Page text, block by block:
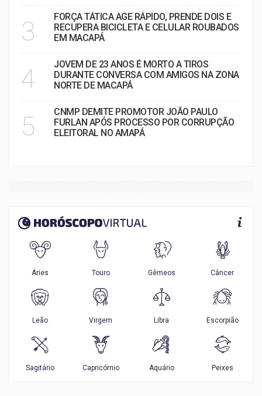
3
FORÇA TÁTICA AGE RÁPIDO, PRENDE DOIS E
RECUPERA BICICLETA E CELULAR ROUBADOS
EM MACAPÁ
4
JOVEM DE 23 ANOS É MORTO A TIROS
DURANTE CONVERSA COM AMIGOS NA ZONA
NORTE DE MACAPÁ
5
CNMP DEMITE PROMOTOR JOÃO PAULO
FURLAN APÓS PROCESSO POR CORRUPÇÃO
ELEITORAL NO AMAPÁ